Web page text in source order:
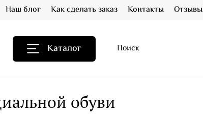
Наш блог Как сделать заказ Контакты Отзывы
Каталог
обуви